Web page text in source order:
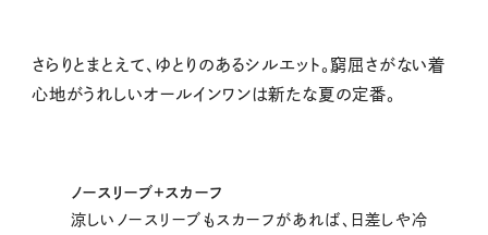
さらりとまとえて、ゆとりのあるシルエット。窮屈さがない着
心地がうれしいオールインワンは新たな夏の定番。
ノースリーブ+スカーフ
涼しいノースリーブもスカーフがあれば、日差しや冷